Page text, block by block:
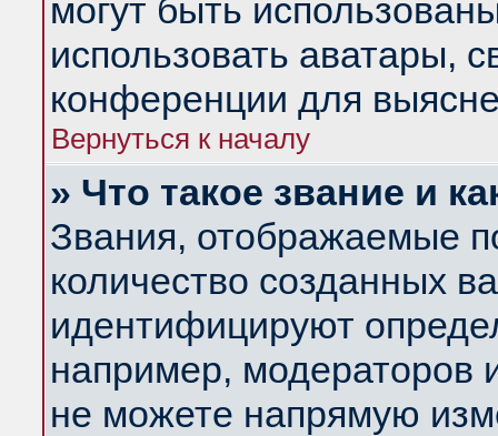
могут быть
использовать аватары,
конференции для
Вернуться к началу
» Что такое звание и
Звания, отображаемые
количество созданных
идентифицируют
например, модераторов
не можете напрямую